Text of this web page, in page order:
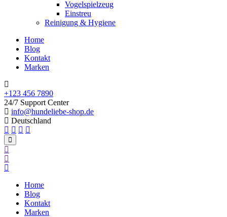
Vogelspielzeug
Einstreu
Reinigung & Hygiene
Home
Blog
Kontakt
Marken
+123 456 7890
24/7 Support Center
info@hundeliebe-shop.de
Deutschland
Home
Blog
Kontakt
Marken